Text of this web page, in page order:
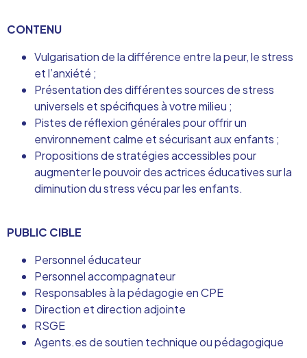
CONTENU
Vulgarisation de la différence entre la peur, le stress
et l’anxiété ;
Présentation des différentes sources de stress
universels et spécifiques à votre milieu ;
Pistes de réflexion générales pour offrir un
environnement calme et sécurisant aux enfants ;
Propositions de stratégies accessibles pour
augmenter le pouvoir des actrices éducatives sur la
diminution du stress vécu par les enfants.
PUBLIC CIBLE
Personnel éducateur
Personnel accompagnateur
Responsables à la pédagogie en CPE
Direction et direction adjointe
RSGE
Agents.es de soutien technique ou pédagogique